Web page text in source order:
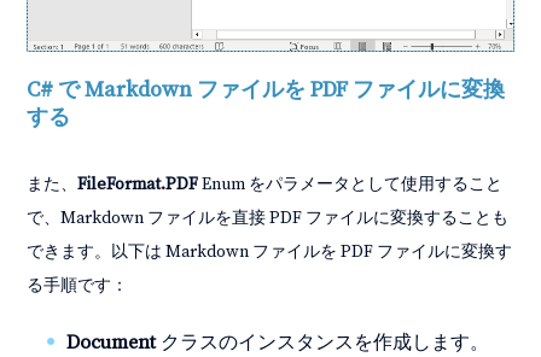
C# で Markdown ファイルを PDF ファイルに変換
する
また、FileFormat.PDFEnum をパラメータとして使用すること
で、Markdown ファイルを直接 PDF ファイルに変換することも
できます。以下は Markdown ファイルを PDF ファイルに変換す
る手順です：
Documentクラスのインスタンスを作成します。